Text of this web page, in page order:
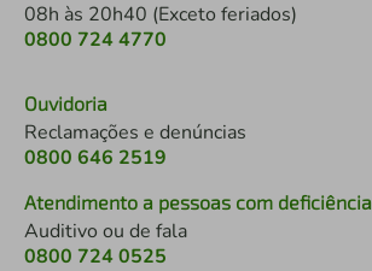
08h às 20h40 (Exceto feriados)
0800 724 4770
Ouvidoria
Reclamações e denúncias
0800 646 2519
Atendimento a pessoas com deficiência
Auditivo ou de fala
0800 724 0525